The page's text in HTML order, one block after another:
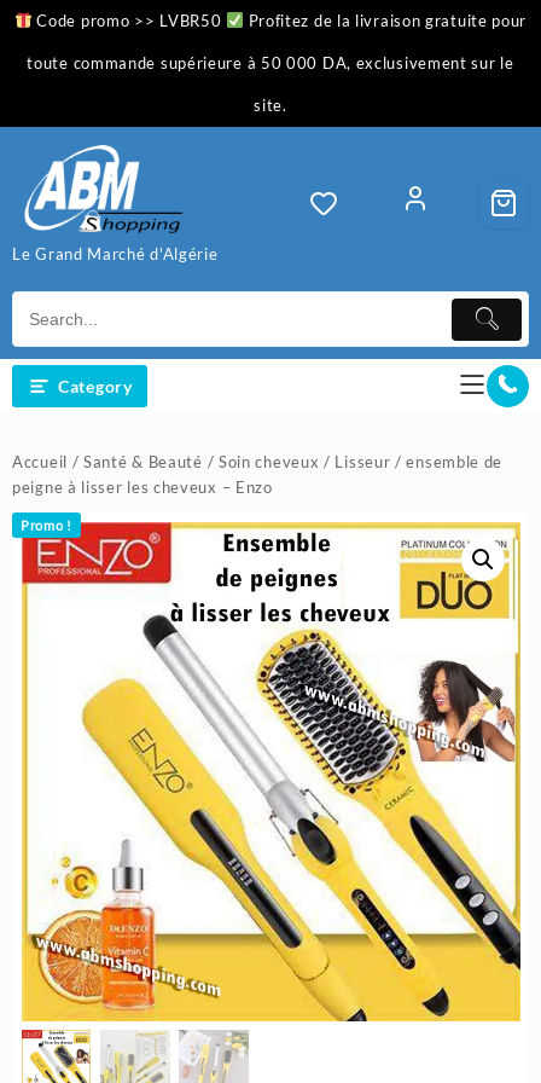
Skip
content
Code promo >> LVBR50 Profitez de la livraison gratuite pour
toute commande supérieure à 50 000 DA, exclusivement sur le
site.
Le Grand Marché d'Algérie
Category
Accueil /Santé & Beauté / Soin cheveux / Lisseur / ensemble de
peigne à lisser les cheveux – Enzo
Promo !